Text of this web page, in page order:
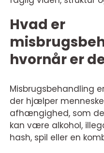
Hvad er
hvornår er
Misbrugsbehandling
der hjælper
afhængighed, som de
kan være alkohol,
hash, spil eller en